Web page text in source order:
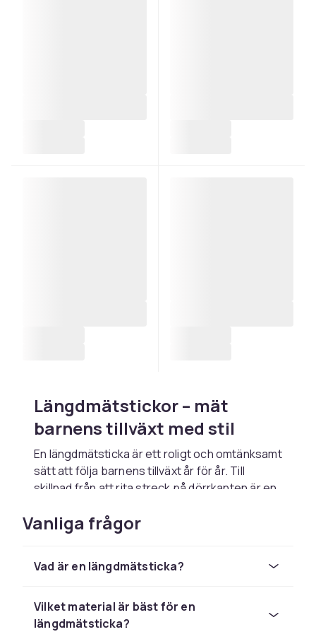
Längdmätstickor – mät
barnens tillväxt med stil
En längdmätsticka är ett roligt och omtänksamt
sätt att följa barnens tillväxt år för år. Till
skillnad från att rita streck på dörrkanten är en
föremål som dessutom kan tas med om
familjen flyttar. Hos CDON hittar du ett brett
andra material, med roliga motiv och tydliga
Längdmätstickor finns i många utföranden. De
klassiska i trä med målade eller brända
Vanliga frågor
Vad är en längdmätsticka?
Vilket material är bäst för en
längdmätsticka?